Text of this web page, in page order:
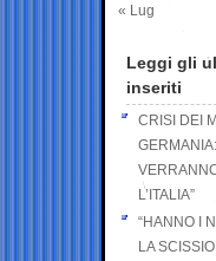
« Lug
Leggi gli
inseriti
CRISI DEI
L’ITALIA”
“HANNO I
LA